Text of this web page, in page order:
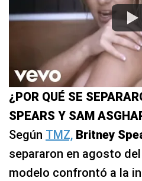
¿POR QUÉ SE
SPEARS Y SAM
Según TMZ, Britney
separaron en agosto del
modelo confrontó a la